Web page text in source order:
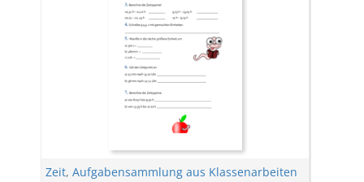
Zeit, Aufgabensammlung aus Klassenarbeiten